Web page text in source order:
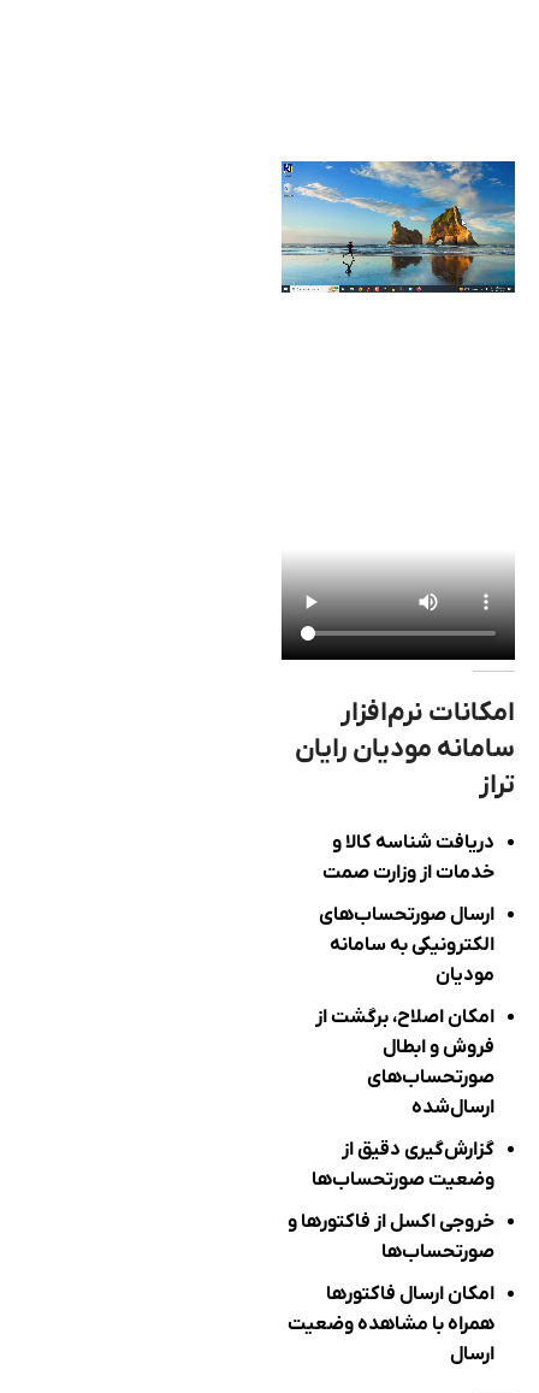
امکانات نرم‌افزار
سامانه مودیان رایان
تراز
دریافت شناسه کالا و
خدمات از وزارت صمت
ارسال صورتحساب‌های
الکترونیکی به سامانه
مودیان
امکان اصلاح، برگشت از
فروش و ابطال
صورتحساب‌های
ارسال‌شده
گزارش‌گیری دقیق از
وضعیت صورتحساب‌ها
خروجی اکسل از فاکتورها و
صورتحساب‌ها
امکان ارسال فاکتورها
همراه با مشاهده وضعیت
ارسال